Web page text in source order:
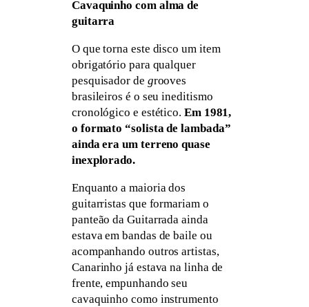
Cavaquinho com alma de
guitarra
O que torna este disco um item
obrigatório para qualquer
pesquisador de grooves
brasileiros é o seu ineditismo
cronológico e estético. Em 1981,
o formato “solista de lambada”
ainda era um terreno quase
inexplorado.
Enquanto a maioria dos
guitarristas que formariam o
panteão da Guitarrada ainda
estava em bandas de baile ou
acompanhando outros artistas,
Canarinho já estava na linha de
frente, empunhando seu
cavaquinho como instrumento